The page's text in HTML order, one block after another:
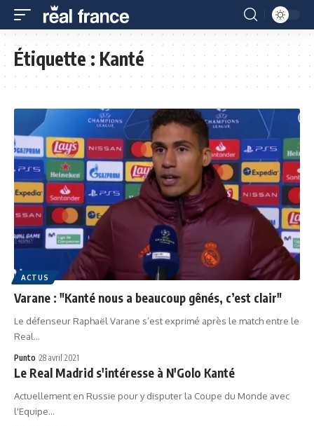
Étiquette :Kanté
ACTUS
Varane : "Kanté nous a beaucoup gênés, c’est clair"
Le défenseur Raphaël Varane s’est exprimé après le match entre le
Real…
Punto 28 avril 2021
Le Real Madrid s'intéresse à N'Golo Kanté
Actuellement en Russie pour y disputer la Coupe du Monde avec
l'Equipe…